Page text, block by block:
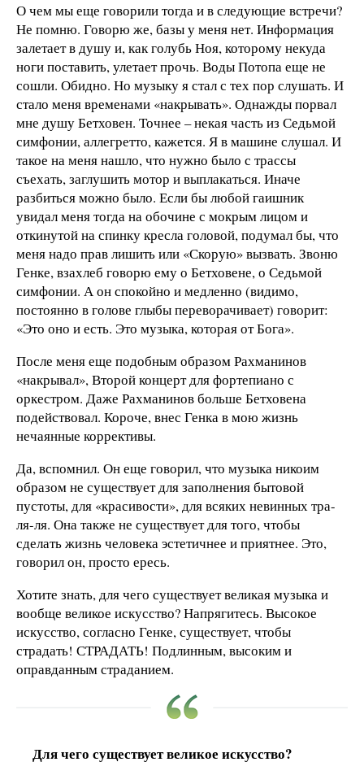
О чем мы еще говорили тогда и в следующие встречи?
Не помню. Говорю же, базы у меня нет. Информация
залетает в душу и, как голубь Ноя, которому некуда
ноги поставить, улетает прочь. Воды Потопа еще не
сошли. Обидно. Но музыку я стал с тех пор слушать. И
стало меня временами «накрывать». Однажды порвал
мне душу Бетховен. Точнее – некая часть из Седьмой
симфонии, аллегретто, кажется. Я в машине слушал. И
такое на меня нашло, что нужно было с трассы
съехать, заглушить мотор и выплакаться. Иначе
разбиться можно было. Если бы любой гаишник
увидал меня тогда на обочине с мокрым лицом и
откинутой на спинку кресла головой, подумал бы, что
меня надо прав лишить или «Скорую» вызвать. Звоню
Генке, взахлеб говорю ему о Бетховене, о Седьмой
симфонии. А он спокойно и медленно (видимо,
постоянно в голове глыбы переворачивает) говорит:
«Это оно и есть. Это музыка, которая от Бога».
После меня еще подобным образом Рахманинов
«накрывал», Второй концерт для фортепиано с
оркестром. Даже Рахманинов больше Бетховена
подействовал. Короче, внес Генка в мою жизнь
нечаянные коррективы.
Да, вспомнил. Он еще говорил, что музыка никоим
образом не существует для заполнения бытовой
пустоты, для «красивости», для всяких невинных тра-
ля-ля. Она также не существует для того, чтобы
сделать жизнь человека эстетичнее и приятнее. Это,
говорил он, просто ересь.
Хотите знать, для чего существует великая музыка и
вообще великое искусство? Напрягитесь. Высокое
искусство, согласно Генке, существует, чтобы
страдать! СТРАДАТЬ! Подлинным, высоким и
оправданным страданием.
Для чего существует великое искусство?